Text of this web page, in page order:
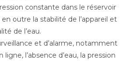
constante dans le réservoir
en outre la stabilité de l’appareil et
de l’eau.
et d’alarme, notamment
ligne, l’absence d’eau, la pression